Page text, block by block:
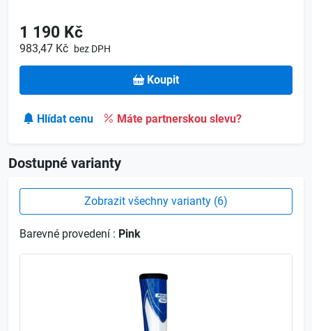
1 190 Kč
983,47 Kč bez DPH
Koupit
Hlídat cenu Máte partnerskou slevu?
Dostupné varianty
Zobrazit všechny varianty (6)
Barevné provedení : Pink